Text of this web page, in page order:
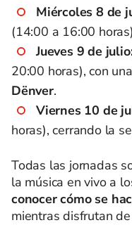
Miércoles 8 de
(14:00 a 16:00
Jueves 9 de
20:00 horas), con
Dënver.
Viernes 10 de
horas), cerrando la
Todas las jornadas
la música en vivo a
conocer cómo se
mientras disfrutan